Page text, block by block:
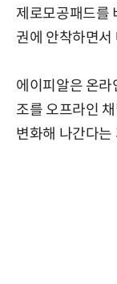
제로모공패드를
권에 안착하면서
에이피알은 온라
조를 오프라인
변화해 나간다는